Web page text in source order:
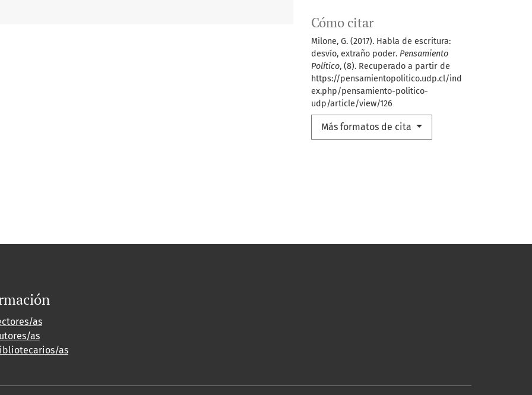
Cómo citar
Milone, G. (2017). Habla de escritura:
desvío, extraño poder. Pensamiento
Político, (8). Recuperado a partir de
https://pensamientopolitico.udp.cl/ind
ex.php/pensamiento-politico-
udp/article/view/126
Más formatos de cita
as
as
as